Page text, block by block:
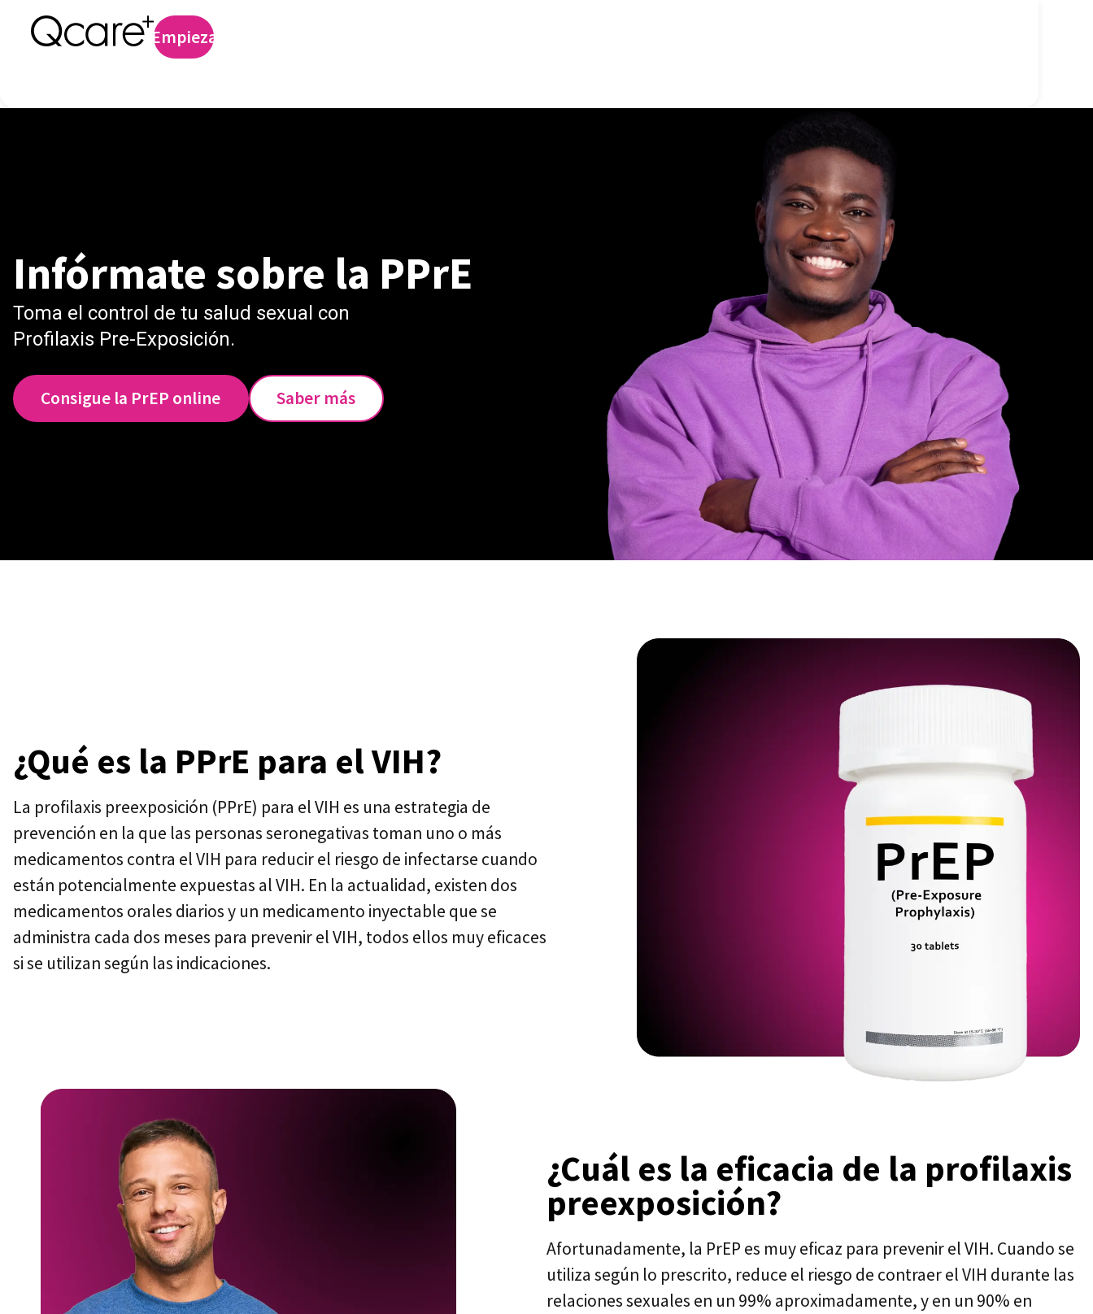
Empieza
Infórmate sobre la PPrE
Toma el control de tu salud sexual con
Profilaxis Pre-Exposición.
Consigue la PrEP online Saber más
¿Qué es la PPrE para el VIH?
La profilaxis preexposición (PPrE) para el VIH es una estrategia de
prevención en la que las personas seronegativas toman uno o más
medicamentos contra el VIH para reducir el riesgo de infectarse cuando
están potencialmente expuestas al VIH. En la actualidad, existen dos
medicamentos orales diarios y un medicamento inyectable que se
administra cada dos meses para prevenir el VIH, todos ellos muy eficaces
si se utilizan según las indicaciones.
¿Cuál es la eficacia de la profilaxis
preexposición?
Afortunadamente, la PrEP es muy eficaz para prevenir el VIH. Cuando se
utiliza según lo prescrito, reduce el riesgo de contraer el VIH durante las
relaciones sexuales en un 99% aproximadamente, y en un 90% en